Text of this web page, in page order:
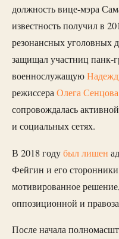
должность вице-мэра
известность получил в
резонансных уголовных
защищал участниц панк-
военнослужащую
режиссераОлега Сенцова
сопровождалась
и социальных сетях.
В 2018 годубыл лишен
Фейгин и его
мотивированное
оппозиционной и
После начала